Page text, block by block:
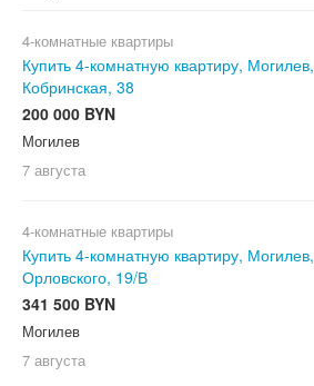
4-комнатные квартиры
Купить 4-комнатную квартиру, Могилев,
Кобринская, 38
200 000 BYN
Могилев
7 августа
4-комнатные квартиры
Купить 4-комнатную квартиру, Могилев,
Орловского, 19/В
341 500 BYN
Могилев
7 августа